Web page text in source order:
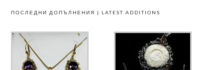
ПОСЛЕДНИ ДОПЪЛНЕНИЯ | LATEST ADDITIONS